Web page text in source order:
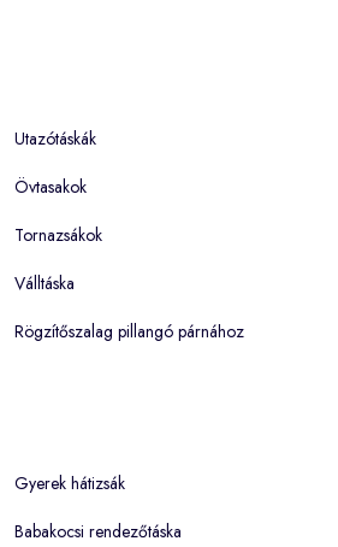
Utazótáskák
Övtasakok
Tornazsákok
Válltáska
Rögzítőszalag pillangó párnához
Gyerek hátizsák
Babakocsi rendezőtáska